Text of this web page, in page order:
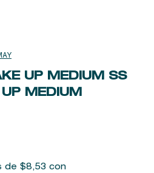
UP MEDIUM SS
MEDIUM
de $8,53 con